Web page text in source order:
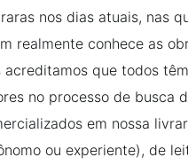
nos dias atuais, nas
realmente conhece as
acreditamos que todos
no processo de busca
em nossa
ou experiente), de